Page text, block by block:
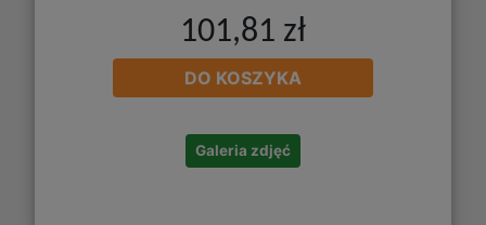
101,81 zł
DO KOSZYKA
Galeria zdjęć